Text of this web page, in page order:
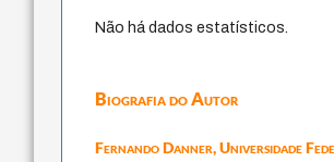
Não há dados estatísticos.
Biografia do Autor
Fernando Danner,Universidade